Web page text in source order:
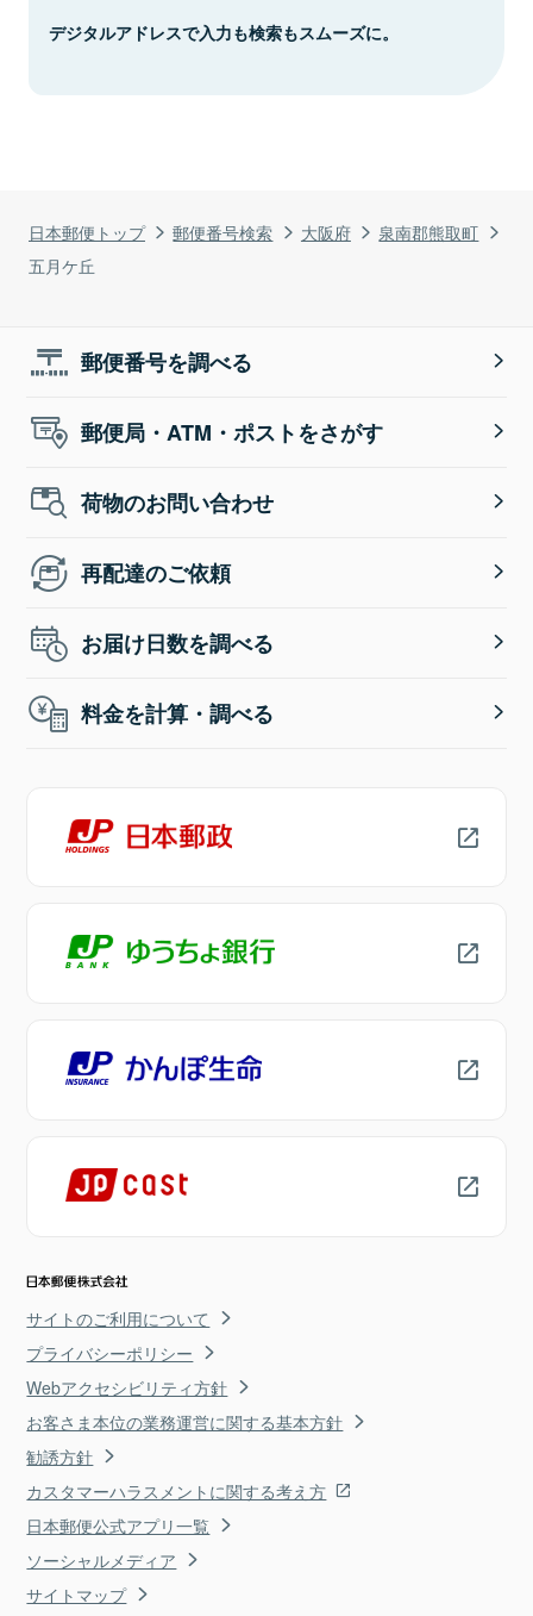
日本郵便トップ 郵便番号検索 大阪府
泉南郡熊取町
五月ケ丘
デジタルアドレスで入力も検索もスムーズに。
郵便番号を調べる
郵便局・ATM・ポストをさがす
荷物のお問い合わせ
再配達のご依頼
お届け日数を調べる
料金を計算・調べる
サイトのご利用について
プライバシーポリシー
Webアクセシビリティ方針
お客さま本位の業務運営に関する基本方針
勧誘方針
カスタマーハラスメントに関する考え方
日本郵便公式アプリ一覧
ソーシャルメディア
サイトマップ